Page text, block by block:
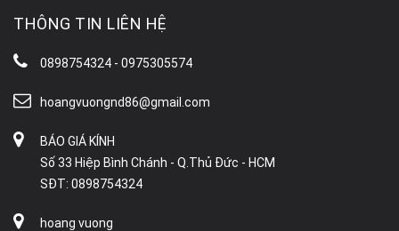
THÔNG TIN LIÊN HỆ
0898754324 - 0975305574
hoangvuongnd86@gmail.com
BÁO GIÁ KÍNH
Số 33 Hiệp Bình Chánh - Q.Thủ Đức - HCM
SĐT: 0898754324
hoang vuong